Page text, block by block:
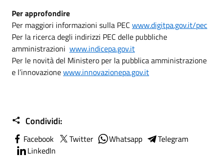
Per approfondire
Per maggiori informazioni sulla PEC www.digitpa.gov.it/pec
Per la ricerca degli indirizzi PEC delle pubbliche
amministrazioni www.indicepa.gov.it
Per le novità del Ministero per la pubblica amministrazione
e l’innovazionewww.innovazionepa.gov.it
Condividi:
Facebook Twitter Whatsapp
Telegram
LinkedIn